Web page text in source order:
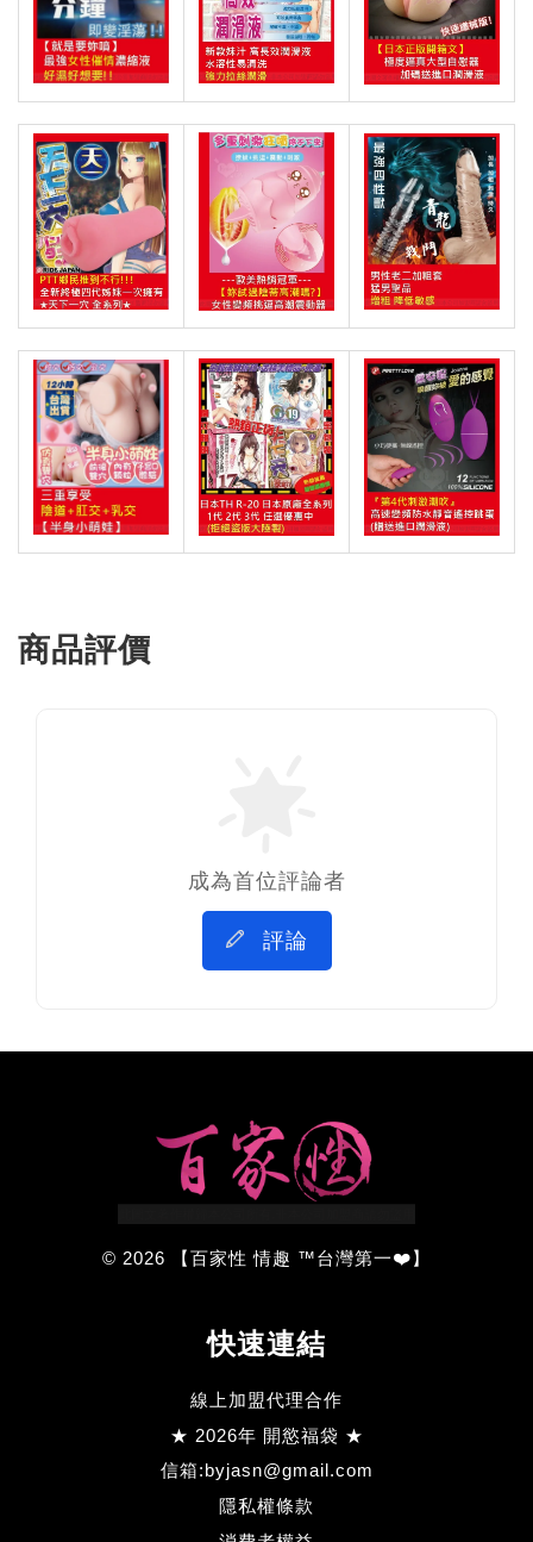
商品評價
成為首位評論者
評論
© 2026 【百家性 情趣 ™台灣第一❤️】
快速連結
線上加盟代理合作
★ 2026年 開慾福袋 ★
信箱:byjasn@gmail.com
隱私權條款